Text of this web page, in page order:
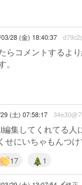
28 (金) 18:40:37
らコメントするよ
。
(土) 07:58:17
集してくれてる人
せにいちゃもんつ
17 1